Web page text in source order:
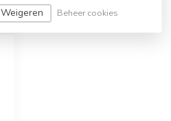
Weigeren Beheer cookies